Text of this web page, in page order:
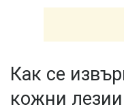
Как се
кожни лезии